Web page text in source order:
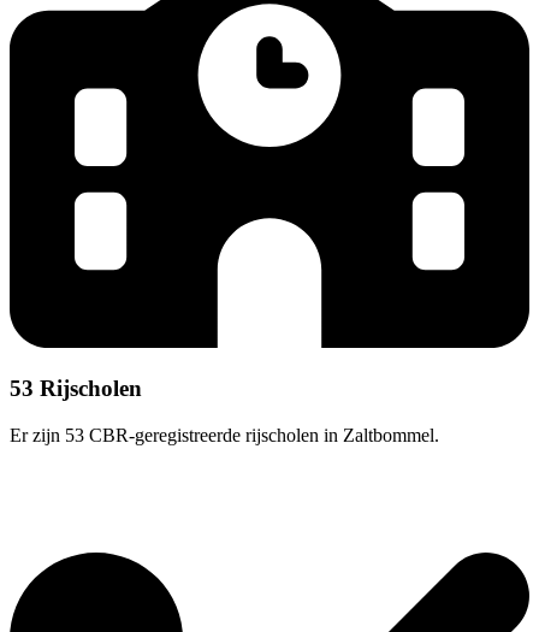
53 Rijscholen
Er zijn 53 CBR-geregistreerde rijscholen in Zaltbommel.